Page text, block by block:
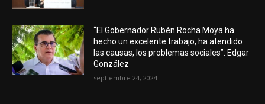
“El Gobernador Rubén Rocha Moya ha
hecho un excelente trabajo, ha atendido
las causas, los problemas sociales”: Edgar
González
septiembre 24, 2024